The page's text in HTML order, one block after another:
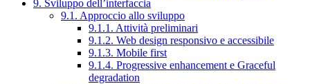
9. Sviluppo dell’interfaccia
9.1. Approccio allo sviluppo
9.1.1. Attività preliminari
9.1.2. Web design responsivo e accessibile
9.1.3. Mobile first
9.1.4. Progressive enhancement e Graceful
degradation